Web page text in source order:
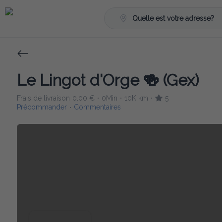
Quelle est votre adresse?
Le Lingot d'Orge 🍻 (Gex)
Frais de livraison 0.00 € • 0Min • 10K km •
5
Précommander • Commentaires